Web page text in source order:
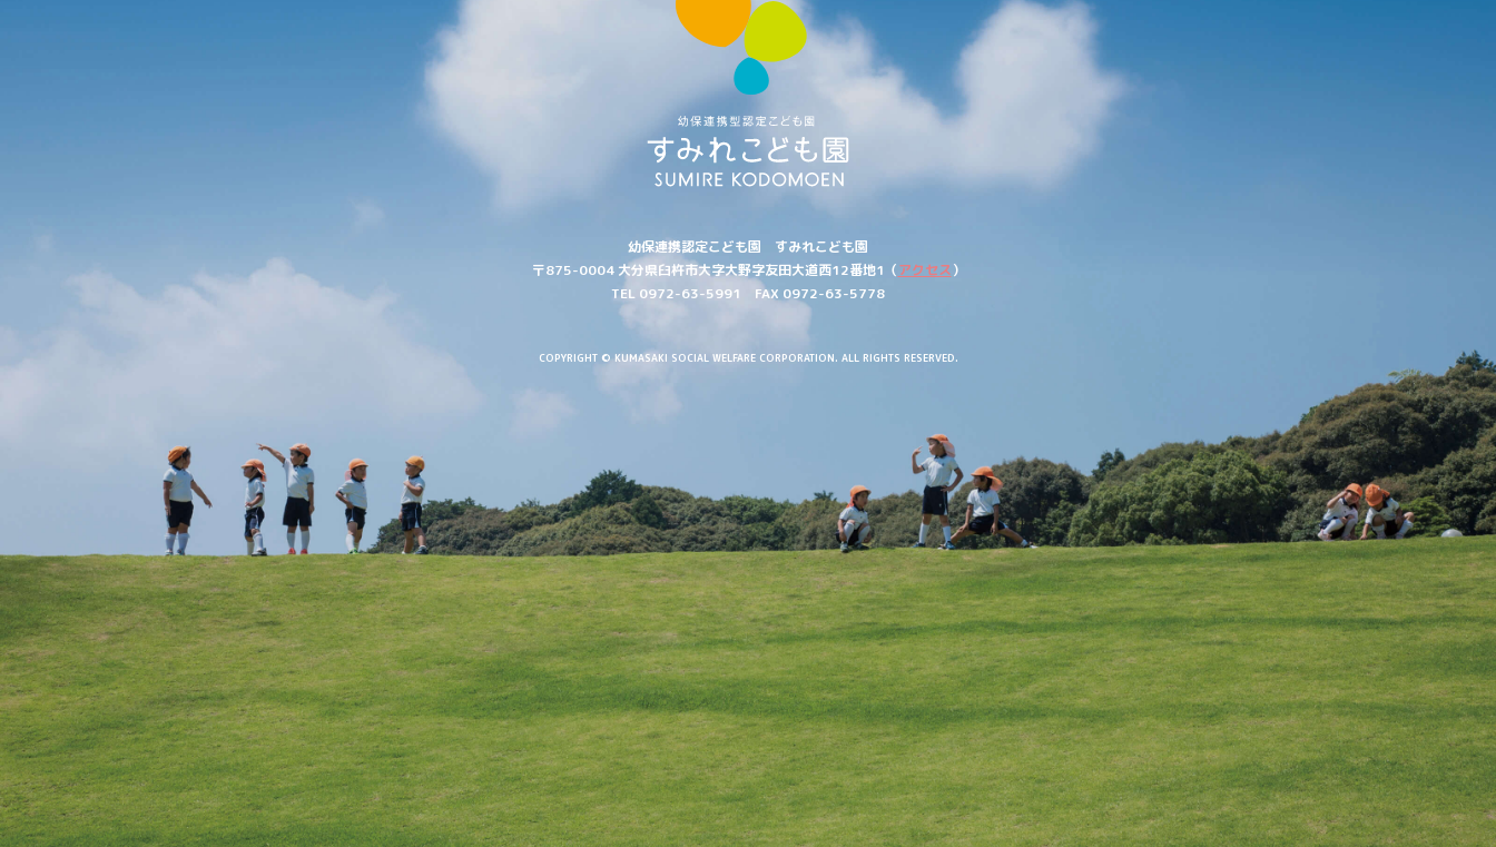
幼保連携認定こども園 すみれこども園
〒875-0004 大分県臼杵市大字大野字友田大道西12番地1 （アクセス）
TEL 0972-63-5991
FAX 0972-63-5778
COPYRIGHT © KUMASAKI SOCIAL WELFARE CORPORATION. ALL RIGHTS RESERVED.